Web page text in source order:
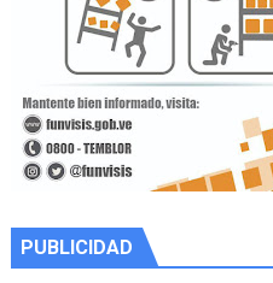
PUBLICIDAD